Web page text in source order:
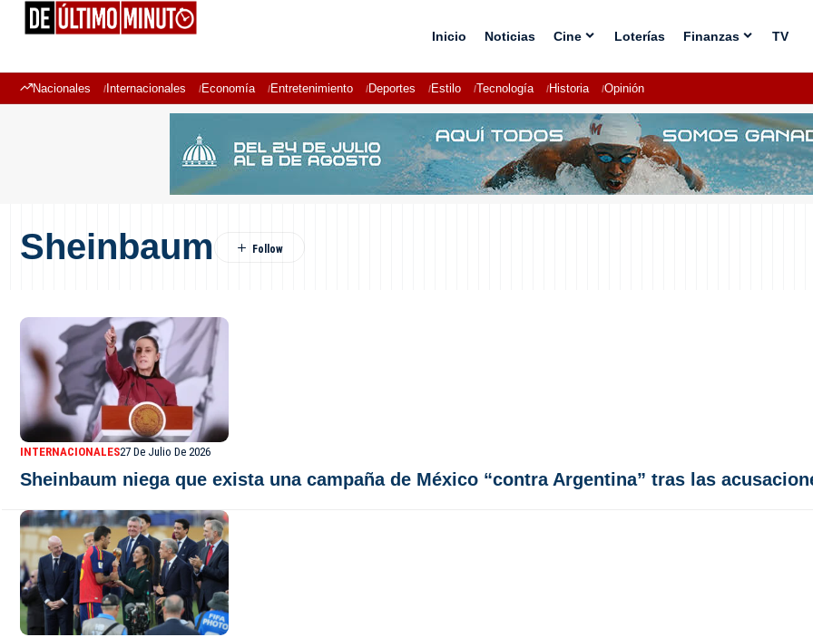
Inicio Noticias Cine Loterías Finanzas TV
Nacionales Internacionales Economía Entretenimiento Deportes Estilo Tecnología Historia Opinión
Sheinbaum
INTERNACIONALES27 De Julio De 2026
Sheinbaum niega que exista una campaña de México “contra Argentina” tras las